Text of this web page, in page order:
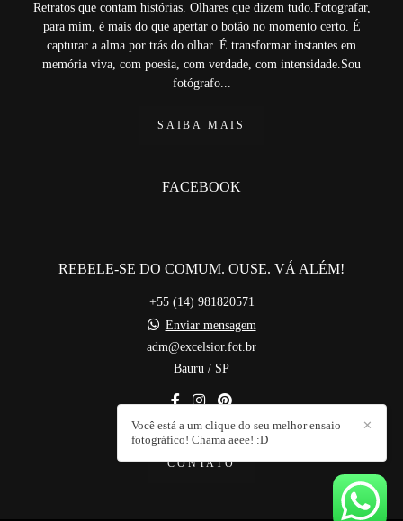
Retratos que contam histórias. Olhares que dizem tudo.Fotografar,
para mim, é mais do que apertar o botão no momento certo. É
capturar a alma por trás do olhar. É transformar instantes em
memória viva, com poesia, com verdade, com intensidade.Sou
fotógrafo...
SAIBA MAIS
FACEBOOK
REBELE-SE DO COMUM. OUSE. VÁ ALÉM!
+55 (14) 981820571
Enviar mensagem
adm@excelsior.fot.br
Bauru / SP
CONTATO
✕
Você está a um clique do seu melhor ensaio
fotográfico! Chama aeee! :D